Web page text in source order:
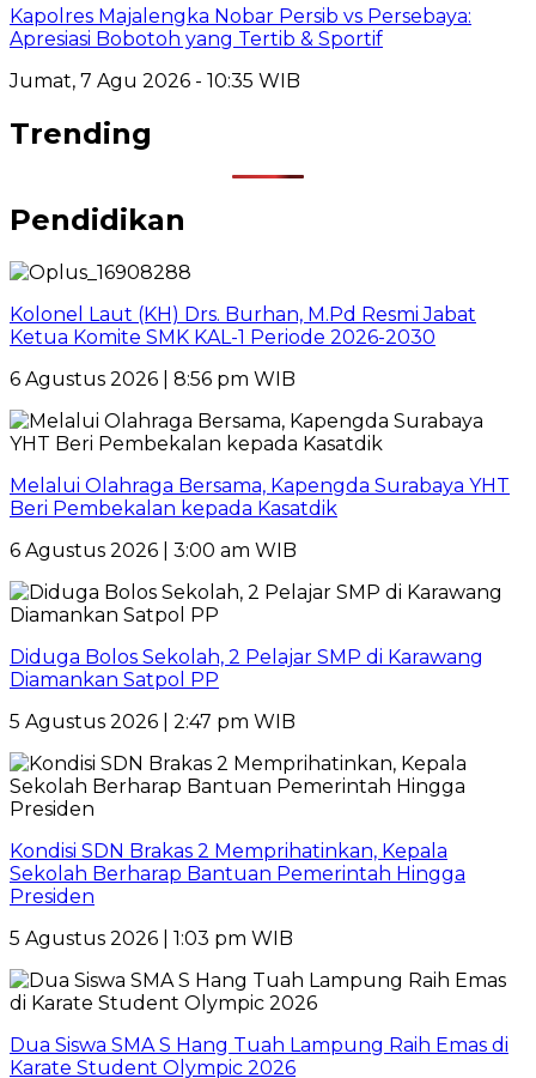
Kapolres Majalengka Nobar Persib vs Persebaya:
Apresiasi Bobotoh yang Tertib & Sportif
Jumat, 7 Agu 2026 - 10:35 WIB
Trending
Pendidikan
Kolonel Laut (KH) Drs. Burhan, M.Pd Resmi Jabat
Ketua Komite SMK KAL-1 Periode 2026-2030
6 Agustus 2026 | 8:56 pm WIB
Melalui Olahraga Bersama, Kapengda Surabaya YHT
Beri Pembekalan kepada Kasatdik
6 Agustus 2026 | 3:00 am WIB
Diduga Bolos Sekolah, 2 Pelajar SMP di Karawang
Diamankan Satpol PP
5 Agustus 2026 | 2:47 pm WIB
Kondisi SDN Brakas 2 Memprihatinkan, Kepala
Sekolah Berharap Bantuan Pemerintah Hingga
Presiden
5 Agustus 2026 | 1:03 pm WIB
Dua Siswa SMA S Hang Tuah Lampung Raih Emas di
Karate Student Olympic 2026